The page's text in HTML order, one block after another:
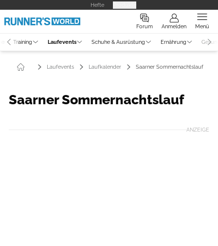
Hefte
Forum Anmelden Menü
Training Laufevents Schuhe & Ausrüstung Ernährung
Laufevents Laufkalender Saarner Sommernachtslauf
Saarner Sommernachtslauf
ANZEIGE